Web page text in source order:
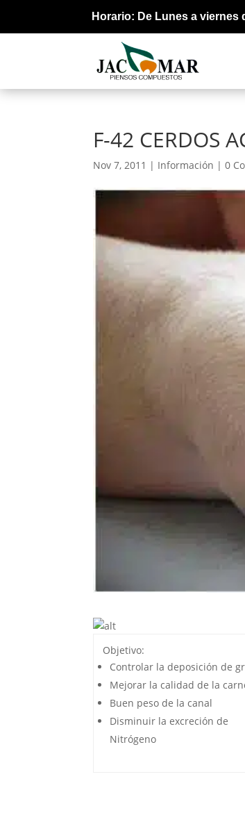
Horario: De Lunes a viernes
F-42 CERDOS
Nov 7, 2011 | Información |0
Objetivo:
Controlar la deposición de
Mejorar la calidad de la
Buen peso de la canal
Disminuir la excreción de
Nitrógeno